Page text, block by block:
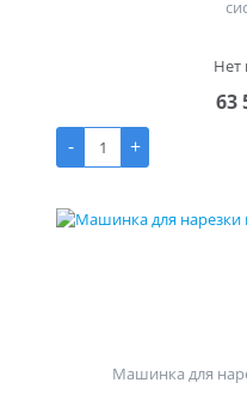
Нет
63
-
+
Машинка для